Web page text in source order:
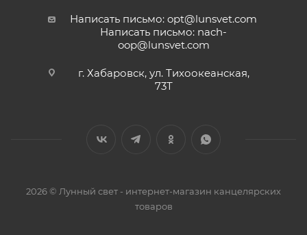
Написать письмо: opt@lunsvet.com
Написать письмо: nach-
oop@lunsvet.com
г. Хабаровск, ул. Тихоокеанская,
73Т
2026 © Лунный свет - интернет-магазин канцелярских
товаров